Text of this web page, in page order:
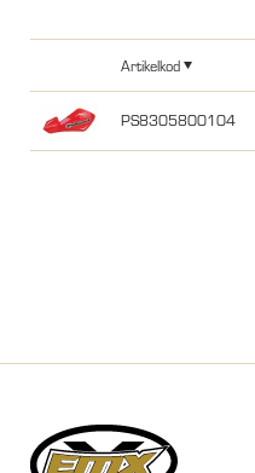
Artikelkod
PS8305800104